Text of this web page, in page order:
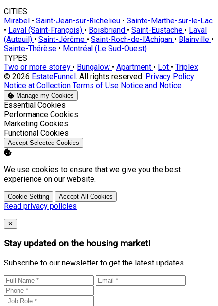
CITIES
Mirabel • Saint-Jean-sur-Richelieu • Sainte-Marthe-sur-le-Lac
• Laval (Saint-François) • Boisbriand • Saint-Eustache • Laval
(Auteuil) • Saint-Jérôme • Saint-Roch-de-l'Achigan • Blainville •
Sainte-Thérèse • Montréal (Le Sud-Ouest)
TYPES
Two or more storey • Bungalow • Apartment • Lot • Triplex
© 2026 EstateFunnel . All rights reserved. Privacy Policy
Notice at Collection Terms of Use Notice and Notice
Manage my Cookies
Enable
Essential Cookies
Enable
Performance Cookies
Enable
Marketing Cookies
Enable
Functional Cookies
Accept Selected Cookies
We use cookies to ensure that we give you the best
experience on our website.
Cookie Setting Accept All Cookies
Read privacy policies
Close
✕
Stay updated on the housing market!
Subscribe to our newsletter to get the latest updates.